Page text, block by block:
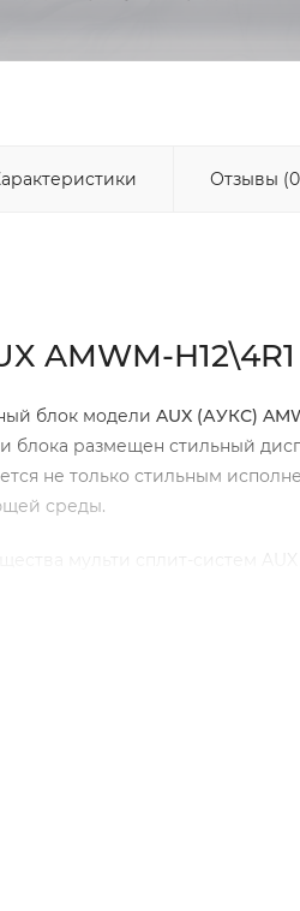
Отзывы
AMWM-H12\4R1
блок модели AUX (АУКС)
блока размещен стильный
не только стильным
среды.
мульти сплит-систем AUX